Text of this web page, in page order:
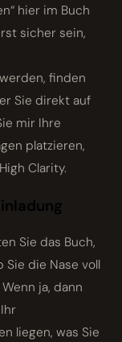
hier im Buch
sicher sein,
finden
Sie direkt auf
mir Ihre
platzieren,
Clarity.
Sie die Nase voll
ja, dann
liegen, was Sie